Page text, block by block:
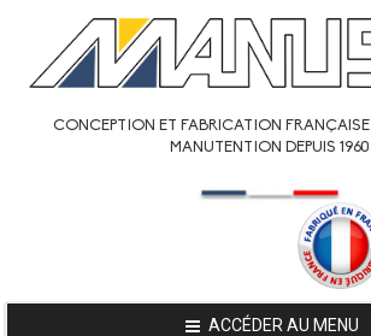
CONCEPTION ET FABRICATION FRANÇAISE
MANUTENTION DEPUIS 1960
ACCÉDER AU MENU